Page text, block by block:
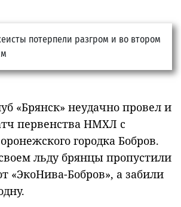
«Брянск» неудачно провел и
первенства НМХЛ с
городка Бобров.
льду брянцы пропустили
«ЭкоНива-Бобров», а забили